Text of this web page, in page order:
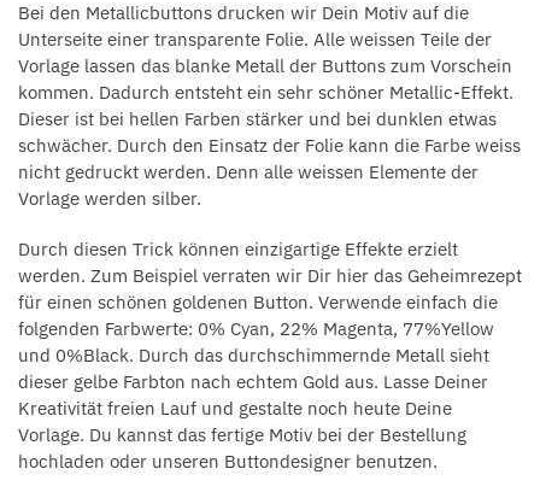
Bei den Metallicbuttons drucken wir Dein Motiv auf die
Unterseite einer transparente Folie. Alle weissen Teile der
Vorlage lassen das blanke Metall der Buttons zum Vorschein
kommen. Dadurch entsteht ein sehr schöner Metallic-Effekt.
Dieser ist bei hellen Farben stärker und bei dunklen etwas
schwächer. Durch den Einsatz der Folie kann die Farbe weiss
nicht gedruckt werden. Denn alle weissen Elemente der
Vorlage werden silber.
Durch diesen Trick können einzigartige Effekte erzielt
werden. Zum Beispiel verraten wir Dir hier das Geheimrezept
für einen schönen goldenen Button. Verwende einfach die
folgenden Farbwerte: 0% Cyan, 22% Magenta, 77%Yellow
und 0%Black. Durch das durchschimmernde Metall sieht
dieser gelbe Farbton nach echtem Gold aus. Lasse Deiner
Kreativität freien Lauf und gestalte noch heute Deine
Vorlage. Du kannst das fertige Motiv bei der Bestellung
hochladen oder unseren Buttondesigner benutzen.